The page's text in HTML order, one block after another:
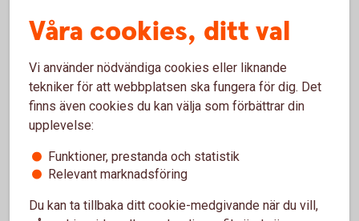
Ett bra riktmärke kan vara att börja att spara 500 kronor per
månad, och öka till runt 1 000 kronor per månad vid 35 års
ålder och 2 000 kronor per månad vid 45 års ålder. Börjar du
spara senare behöver beloppet vara högre.
Pension
Våra cookies, ditt val
Vi använder nödvändiga cookies eller liknande
tekniker för att webbplatsen ska fungera för dig. Det
finns även cookies du kan välja som förbättrar din
upplevelse:
Funktioner, prestanda och statistik
Relevant marknadsföring
Du kan ta tillbaka ditt cookie-medgivande när du vill,